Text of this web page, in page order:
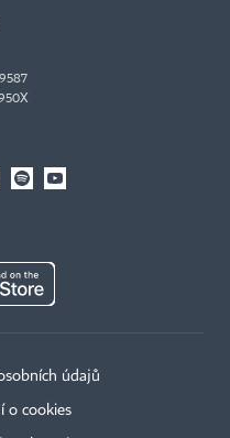
údajů
o cookies